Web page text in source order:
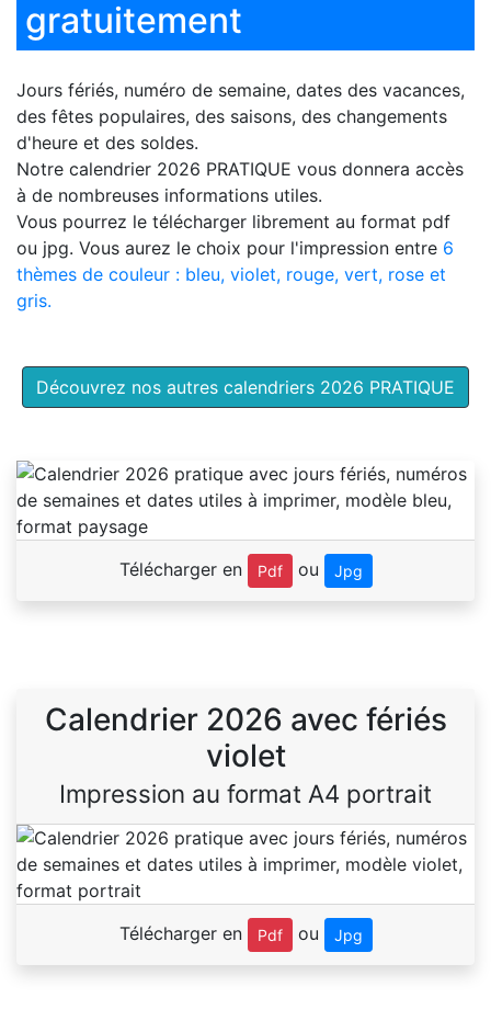
gratuitement
Jours fériés, numéro de semaine, dates des vacances,
des fêtes populaires, des saisons, des changements
d'heure et des soldes.
Notre calendrier 2026 PRATIQUE vous donnera accès
à de nombreuses informations utiles.
Vous pourrez le télécharger librement au format pdf
ou jpg. Vous aurez le choix pour l'impression entre 6
thèmes de couleur : bleu, violet, rouge, vert, rose et
gris.
Découvrez nos autres calendriers 2026 PRATIQUE
Télécharger en Pdf ou Jpg
Calendrier 2026 avec fériés
violet
Impression au format A4 portrait
Télécharger en Pdf ou Jpg